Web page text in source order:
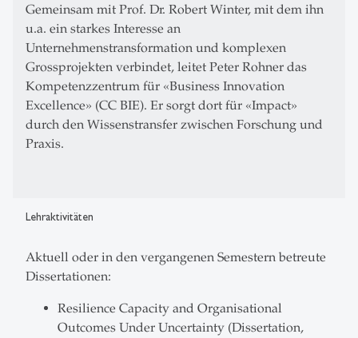
Gemeinsam mit Prof. Dr. Robert Winter, mit dem ihn
u.a. ein starkes Interesse an
Unternehmenstransformation und komplexen
Grossprojekten verbindet, leitet Peter Rohner das
Kompetenzzentrum für «Business Innovation
Excellence» (CC BIE). Er sorgt dort für «Impact»
durch den Wissenstransfer zwischen Forschung und
Praxis.
Lehraktivitäten
Aktuell oder in den vergangenen Semestern betreute
Dissertationen:
Resilience Capacity and Organisational
Outcomes Under Uncertainty (Dissertation,